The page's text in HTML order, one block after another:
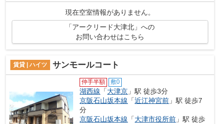
賃貸情報のことなら、地域に特化したハ...
現在空室情報がありません。
「アークリード大津北」への
お問い合わせはこちら
賃貸 | ハイツ サンモールコート
仲手半額 敷0
湖西線 「大津京 」駅 徒歩3分
京阪石山坂本線 「近江神宮前 」駅 徒歩7
分
京阪石山坂本線 「大津市役所前 」駅 徒歩